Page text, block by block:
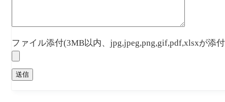
ファイル添付(3MB以内、jpg,jpeg,png,gif,pdf,xlsxが添